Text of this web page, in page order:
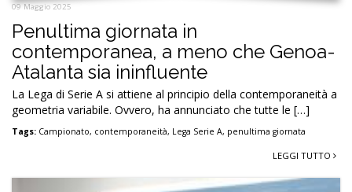
09 Maggio 2025
Penultima giornata in
contemporanea, a meno che Genoa-
Atalanta sia ininfluente
La Lega di Serie A si attiene al principio della contemporaneità a
geometria variabile. Ovvero, ha annunciato che tutte le […]
Tags: Campionato, contemporaneità, Lega Serie A, penultima giornata
LEGGI TUTTO